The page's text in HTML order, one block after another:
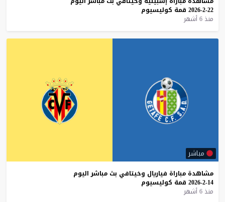
22-2-2026
قمة كوليسيوم
منذ 6 أشهر
مباشر
مشاهدة مباراة فياريال وخيتافي بث مباشر اليوم
14-2-2026
قمة كوليسيوم
منذ 6 أشهر